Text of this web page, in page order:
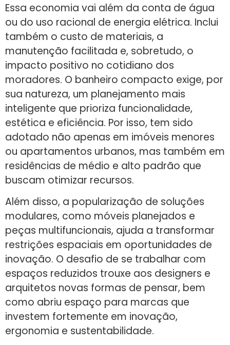
Essa economia vai além da conta de água
ou do uso racional de energia elétrica. Inclui
também o custo de materiais, a
manutenção facilitada e, sobretudo, o
impacto positivo no cotidiano dos
moradores. O banheiro compacto exige, por
sua natureza, um planejamento mais
inteligente que prioriza funcionalidade,
estética e eficiência. Por isso, tem sido
adotado não apenas em imóveis menores
ou apartamentos urbanos, mas também em
residências de médio e alto padrão que
buscam otimizar recursos.
Além disso, a popularização de soluções
modulares, como móveis planejados e
peças multifuncionais, ajuda a transformar
restrições espaciais em oportunidades de
inovação. O desafio de se trabalhar com
espaços reduzidos trouxe aos designers e
arquitetos novas formas de pensar, bem
como abriu espaço para marcas que
investem fortemente em inovação,
ergonomia e sustentabilidade.